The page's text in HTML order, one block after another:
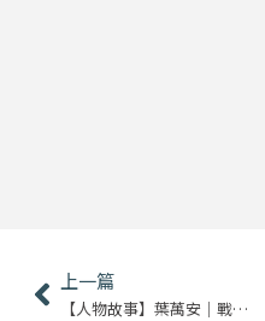
上一頁
上一篇
【人物故事】葉萬安｜戰後臺灣 我所見證的經濟奇蹟